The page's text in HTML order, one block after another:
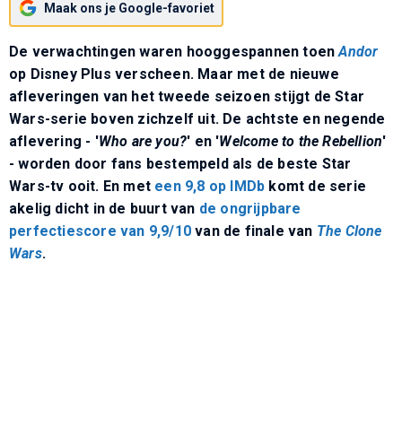
Maak ons je Google-favoriet
De verwachtingen waren hooggespannen toenAndor
op Disney Plus verscheen. Maar met de nieuwe
afleveringen van het tweede seizoen stijgt de Star
Wars-serie boven zichzelf uit. De achtste en negende
aflevering - 'Who are you?' en 'Welcome to the Rebellion'
- worden door fans bestempeld als de beste Star
Wars-tv ooit. En met een 9,8 op IMDb komt de serie
akelig dicht in de buurt van de ongrijpbare
perfectiescore van 9,9/10 van de finale van The Clone
Wars.